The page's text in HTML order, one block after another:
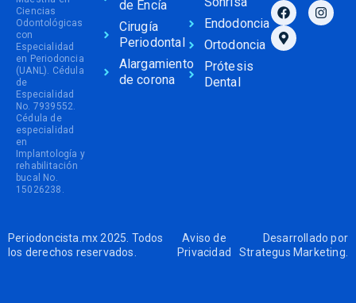
Ciencias
Odontológicas
con
Especialidad
en Periodoncia
(UANL). Cédula
de
Especialidad
No. 7939552.
Cédula de
especialidad
en
Implantología y
rehabilitación
bucal No.
15026238.
de Encía
Cirugía
Periodontal
Alargamiento
de corona
Endodoncia
Ortodoncia
Prótesis
Dental
Periodoncista.mx 2025. Todos
los derechos reservados.
Aviso de
Privacidad
Desarrollado por
Strategus Marketing